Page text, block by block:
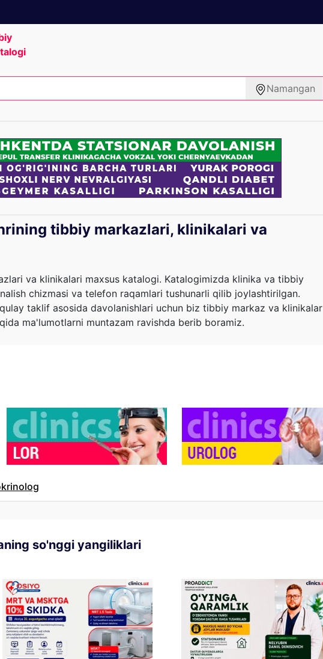
Namangan
tibbiy markazlari, klinikalari va
va klinikalari maxsus katalogi. Katalogimizda klinika va tibbiy
chizmasi va telefon raqamlari tushunarli qilib joylashtirilgan.
taklif asosida davolanishlari uchun biz tibbiy markaz va klinikalar
ma'lumotlarni muntazam ravishda berib boramiz.
so'nggi yangiliklari